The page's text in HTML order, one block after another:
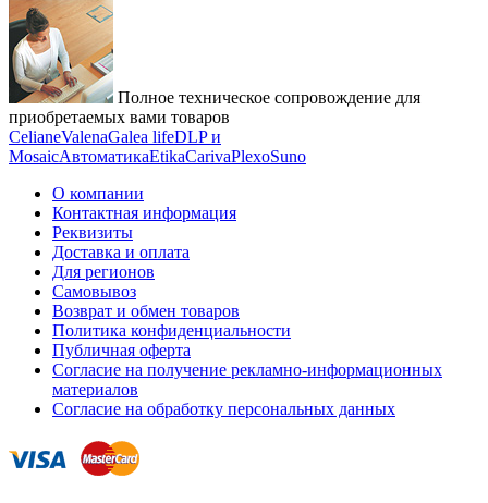
Полное техническое сопровождение для
приобретаемых вами товаров
CelianeValenaGalea lifeDLP и
MosaicАвтоматикаEtikaCarivaPlexoSuno
О компании
Контактная информация
Реквизиты
Доставка и оплата
Для регионов
Самовывоз
Возврат и обмен товаров
Политика конфиденциальности
Публичная оферта
Согласие на получение рекламно-информационных
материалов
Согласие на обработку персональных данных